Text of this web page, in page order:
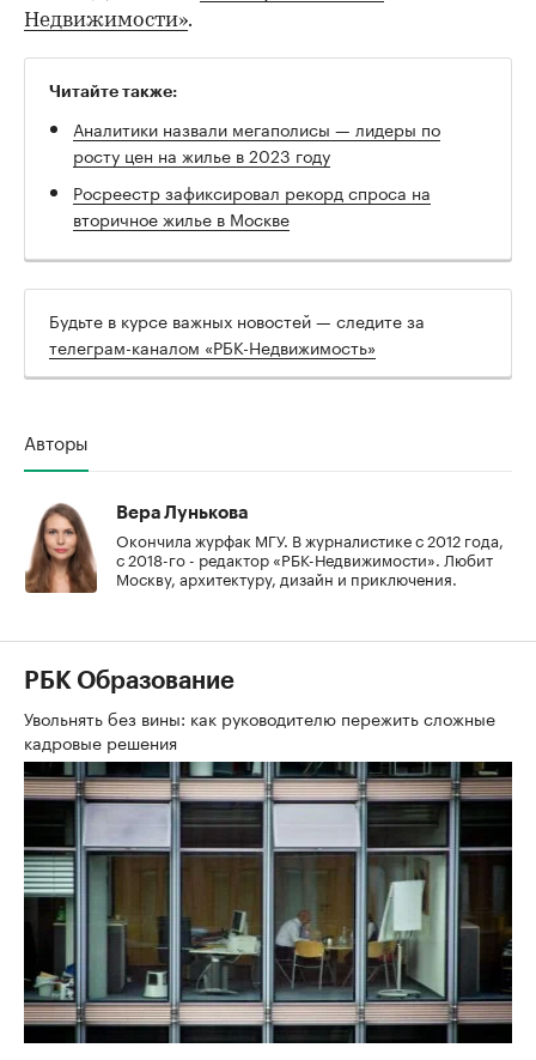
Недвижимости».
Читайте также:
Аналитики назвали мегаполисы — лидеры по
росту цен на жилье в 2023 году
Росреестр зафиксировал рекорд спроса на
вторичное жилье в Москве
Будьте в курсе важных новостей — следите за
телеграм-каналом «РБК-Недвижимость»
Авторы
Вера Лунькова
Окончила журфак МГУ. В журналистике с 2012 года,
с 2018-го - редактор «РБК-Недвижимости». Любит
Москву, архитектуру, дизайн и приключения.
РБК Образование
Увольнять без вины: как руководителю пережить сложные
кадровые решения